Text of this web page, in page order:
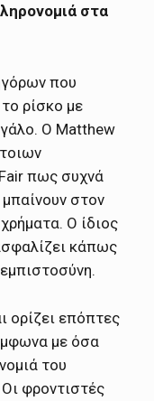
στα
που
ρίσκο με
Ο Matthew
πως συχνά
στον
Ο ίδιος
κάπως
ορίζει επόπτες
με όσα
του
φροντιστές